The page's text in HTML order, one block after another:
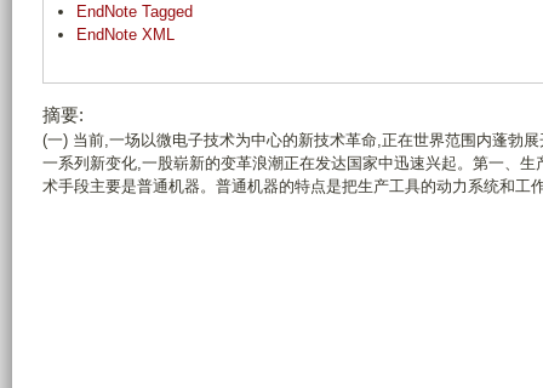
EndNote Tagged
EndNote XML
摘要:
(一) 当前,一场以微电子技术为中心的新技术革命,正在世界范围内蓬勃
一系列新变化,一股崭新的变革浪潮正在发达国家中迅速兴起。第一、
术手段主要是普通机器。普通机器的特点是把生产工具的动力系统和工